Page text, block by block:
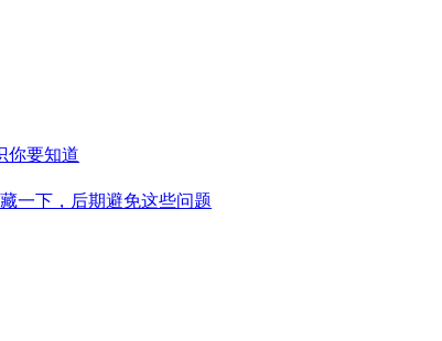
你要知道
一下，后期避免这些问题